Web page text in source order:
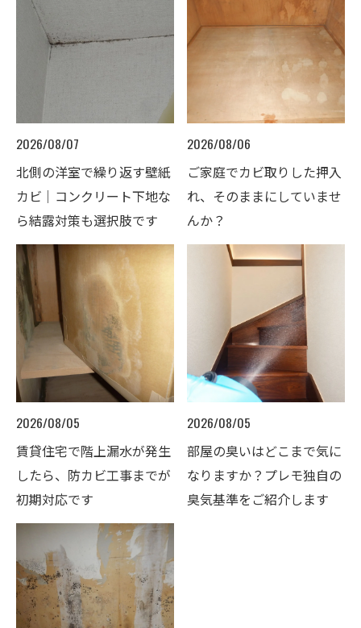
2026/08/07
北側の洋室で繰り返す壁紙
カビ｜コンクリート下地な
ら結露対策も選択肢です
2026/08/06
ご家庭でカビ取りした押入
れ、そのままにしていませ
んか？
2026/08/05
賃貸住宅で階上漏水が発生
したら、防カビ工事までが
初期対応です
2026/08/05
部屋の臭いはどこまで気に
なりますか？プレモ独自の
臭気基準をご紹介します